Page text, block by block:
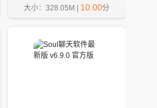
大小：328.05M | 10.00分